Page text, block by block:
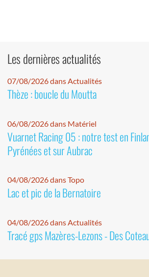
Les dernières actualités
07/08/2026 dans Actualités
Thèze : boucle du Moutta
06/08/2026 dans Matériel
Vuarnet Racing 05 : notre test en
Pyrénées et sur Aubrac
04/08/2026 dans Topo
Lac et pic de la Bernatoire
04/08/2026 dans Actualités
Tracé gps Mazères-Lezons - Des